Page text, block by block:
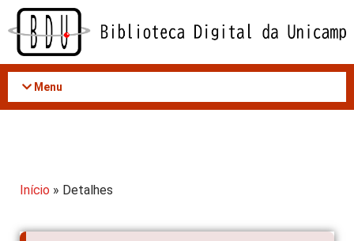
Acessar
conteúdo
Menu
Início » Detalhes